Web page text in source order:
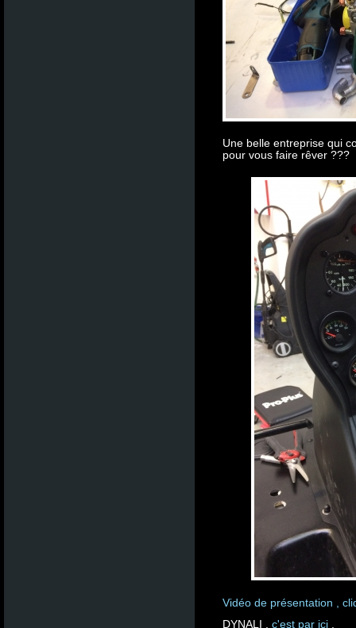
Une belle entreprise qui
pour vous faire rêver ???
Vidéo de présentation ,
DYNALI , c'est par ici